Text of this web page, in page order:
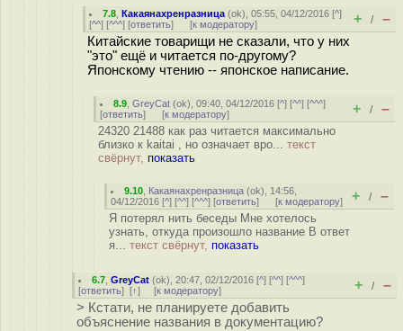
7.8 ,Какаянахренразница (ok), 05:55, 04/12/2016 [^]
[^^] [^^^] [ответить] [к модератору] + / –
Китайские товарищи не сказали, что у них
"это" ещё и читается по-другому?
Японскому чтению -- японское написание.
8.9 ,GreyCat (ok), 09:40, 04/12/2016 [^] [^^] [^^^]
[ответить] [к модератору] + / –
24320 21488 как раз читается максимально
близко к kaitai , но означает вро... текст
свёрнут, показать
9.10 Какаянахренразница (ok), 14:56,
04/12/2016 [^] [^^] [^^^] [ответить] [к модератору] + / –
Я потерял нить беседы Мне хотелось
узнать, откуда произошло название В ответ
я... текст свёрнут, показать
6.7 ,GreyCat (ok), 20:47, 02/12/2016 [^] [^^] [^^^]
[ответить] [↑] [к модератору] + / –
> Кстати, не планируете добавить
объяснение названия в документацию?